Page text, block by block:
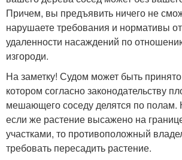
Причем, вы предъявить ничего не
нарушаете требования и нормативы
удаленности насаждений по
изгороди.
На заметку! Судом может быть
котором согласно законодательству
мешающего соседу делятся по полам.
если же растение высажено на
участками, то противоположный
требовать пересадить растение.